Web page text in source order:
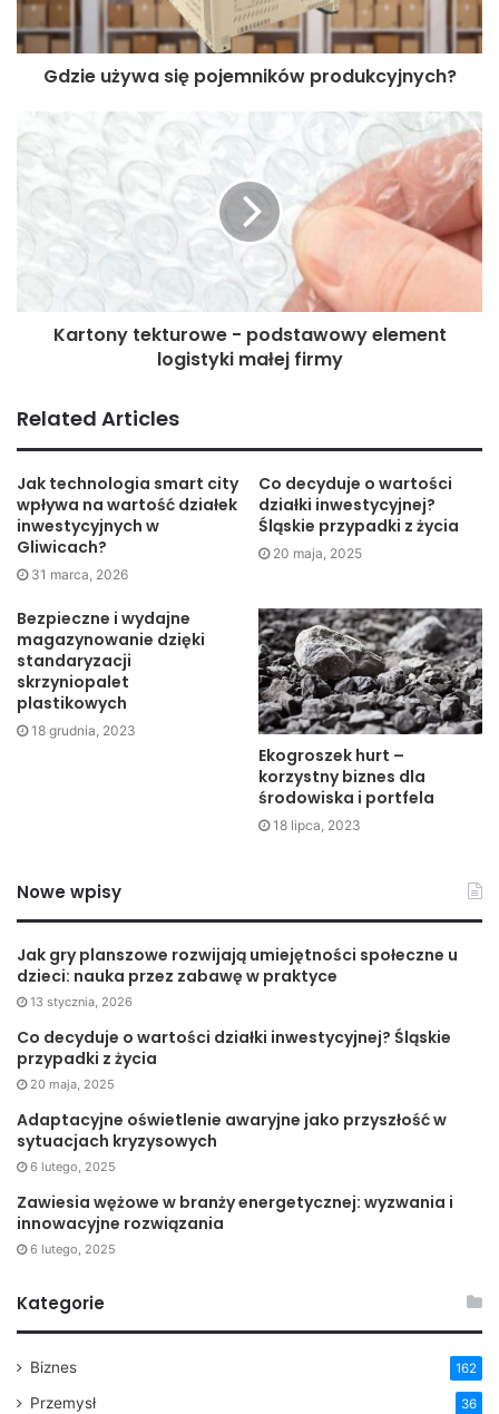
Apartament nad morzem
inwestycja w swój
wypoczynek
Oczywiście nikt nie zabroni nam przebywania we własnym
apartamencie. Dlatego też, w terminie, gdy nie będziemy
go wynajmować turystom i wczasowiczom, warto samemu
skorzystać z darmowej miejscówki nad morzem. W ten
sposób po raz kolejny zaoszczędzimy niemałe (gdyż
wynajęcie pokoju lub mieszkania nad morzem w sezonie
kupionego przez nas apartamentu mogliby korzystać
Kolejnym plusem korzystania na wakacjach ze swojego
Możemy urządzić mieszkanie tak, by czuć się w nim, jak
we własnym domu, a także nie zabierać ze sobą aż tak
dużych bagaży, jak byłoby w przypadku tradycyjnej
kwatery. Wiele rzeczy możemy przecież zostawić na
wyposażeniu mieszkania. To niezwykle wygodne i tanie
rozwiązanie.
Gdzie używa się pojemników produkcyjnych?
Kartony tekturowe - podstawowy element
logistyki małej firmy
Related Articles
Jak technologia smart city
wpływa na wartość działek
inwestycyjnych w
Gliwicach?
31 marca, 2026
Co decyduje o wartości
działki inwestycyjnej?
Śląskie przypadki z życia
20 maja, 2025
Bezpieczne i wydajne
magazynowanie dzięki
standaryzacji
skrzyniopalet
plastikowych
18 grudnia, 2023
Ekogroszek hurt –
korzystny biznes dla
środowiska i portfela
18 lipca, 2023
Nowe wpisy
Jak gry planszowe rozwijają umiejętności społeczne u
dzieci: nauka przez zabawę w praktyce
13 stycznia, 2026
Co decyduje o wartości działki inwestycyjnej? Śląskie
przypadki z życia
20 maja, 2025
Adaptacyjne oświetlenie awaryjne jako przyszłość w
sytuacjach kryzysowych
6 lutego, 2025
Zawiesia wężowe w branży energetycznej: wyzwania i
innowacyjne rozwiązania
6 lutego, 2025
Kategorie
Biznes 162
Przemysł 36